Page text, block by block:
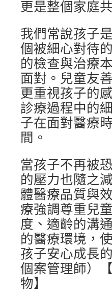
更是整個家庭
我們常說孩子
個被細心對待
的檢查與治療
面對。兒童友
更重視孩子的
診療過程中的
子在面對醫療
間。
當孩子不再被
的壓力也隨之
體醫療品質與
療強調尊重兒
度、適齡的溝
的醫療環境，
孩子安心成長
個案管理師）
物】